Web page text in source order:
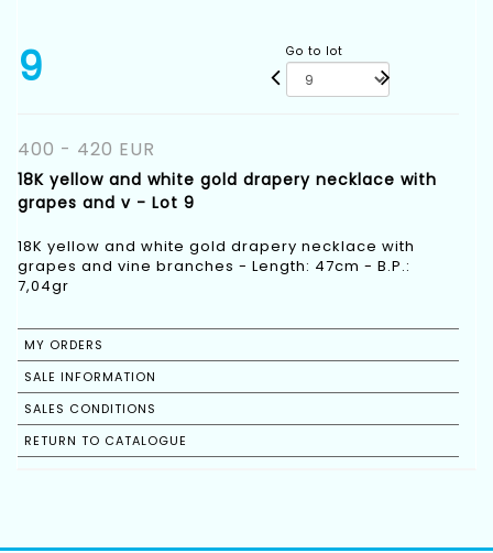
9 Go to lot
400 - 420 EUR
18K yellow and white gold drapery necklace with
grapes and v - Lot 9
18K yellow and white gold drapery necklace with
grapes and vine branches - Length: 47cm - B.P.:
7,04gr
MY ORDERS
SALE INFORMATION
SALES CONDITIONS
RETURN TO CATALOGUE